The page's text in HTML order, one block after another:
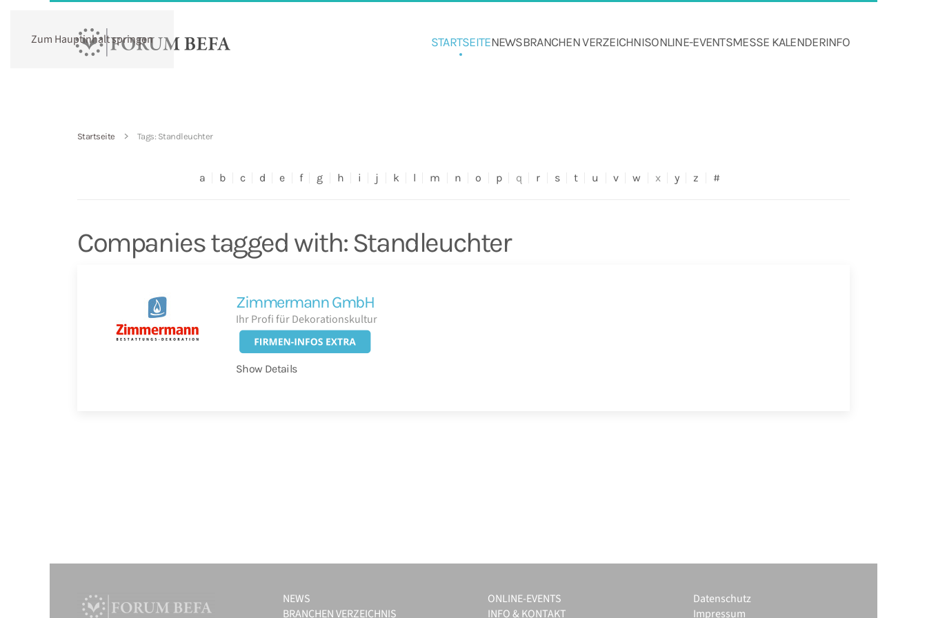
Zum Hauptinhalt springen STARTSEITENEWSBRANCHEN VERZEICHNISONLINE-EVENTSMESSE KALENDERINFO
Startseite Tags: Standleuchter
a b c d e f g h i j k l m n o p q r s t u v w x y z #
Companies tagged with: Standleuchter
Zimmermann GmbH
Ihr Profi für Dekorationskultur
Show Details
NEWS
BRANCHEN VERZEICHNIS
ONLINE-EVENTS
INFO & KONTAKT
Datenschutz
Impressum